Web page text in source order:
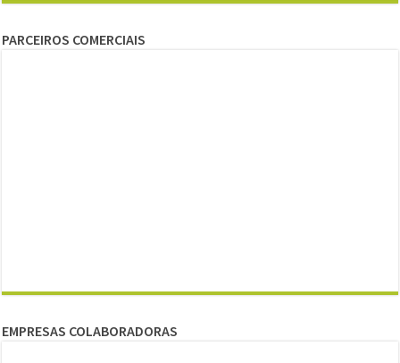
PARCEIROS COMERCIAIS
EMPRESAS COLABORADORAS